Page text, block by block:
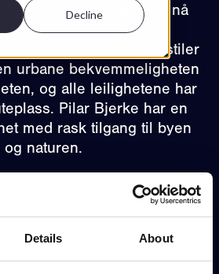
Decline
Details About
Walkable
Book Demo
i Pilar Bjerke er nå
Med ulike størrelser og
de ulike livsstiler
urbane bekvemmeligheten
og alle leilighetene har
Pilar Bjerke har en
med rask tilgang til byen
og naturen.
alle prosjekter